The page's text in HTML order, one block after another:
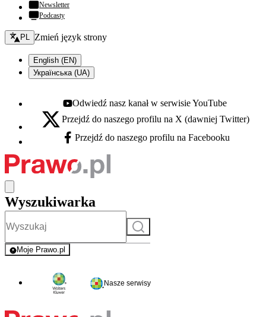
Newsletter
Podcasty
Zmień język - bieżący:
PL Zmień język strony
English (EN)
Українська (UA)
Youtube - otwiera się w nowej karcie
Odwiedź nasz kanał w serwisie YouTube
X - otwiera się w nowej karcie
Przejdź do naszego profilu na X (dawniej Twitter)
Facebook - otwiera się w nowej karcie
Przejdź do naszego profilu na Facebooku
Wyszukiwarka
Szukaj
Moje Prawo.pl
- rejestracja i logowanie do serwisu
Nasze serwisy